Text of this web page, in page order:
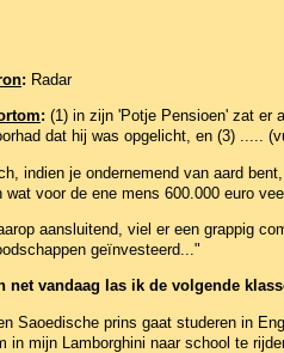
: Radar
: (1) in zijn 'Potje Pensioen' zat er
dat hij was opgelicht, en (3) .....
indien je ondernemend van aard
wat voor de ene mens 600.000 euro
aansluitend, viel er een grappig
geïnvesteerd..."
net vandaag las ik de volgende
Saoedische prins gaat studeren in
in mijn Lamborghini naar school te